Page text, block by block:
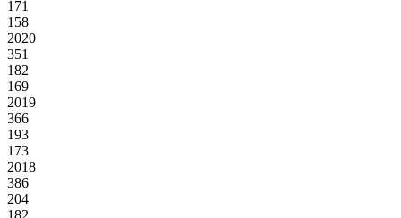
171
158
2020
351
182
169
2019
366
193
173
2018
386
204
182